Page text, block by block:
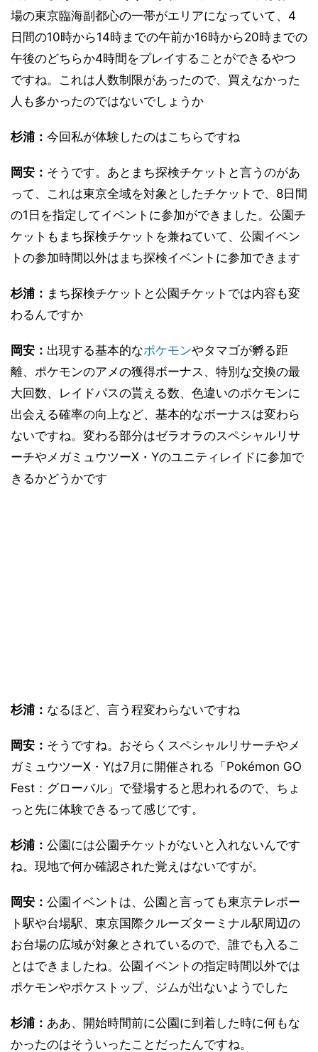
場の東京臨海副都心の一帯がエリアになっていて、4
日間の10時から14時までの午前か16時から20時までの
午後のどちらか4時間をプレイすることができるやつ
ですね。これは人数制限があったので、買えなかった
人も多かったのではないでしょうか
杉浦： 今回私が体験したのはこちらですね
岡安： そうです。あとまち探検チケットと言うのがあ
って、これは東京全域を対象としたチケットで、8日間
の1日を指定してイベントに参加ができました。公園チ
ケットもまち探検チケットを兼ねていて、公園イベン
トの参加時間以外はまち探検イベントに参加できます
杉浦： まち探検チケットと公園チケットでは内容も変
わるんですか
岡安： 出現する基本的なポケモンやタマゴが孵る距
離、ポケモンのアメの獲得ボーナス、特別な交換の最
大回数、レイドパスの貰える数、色違いのポケモンに
出会える確率の向上など、基本的なボーナスは変わら
ないですね。変わる部分はゼラオラのスペシャルリサ
ーチやメガミュウツーX・Yのユニティレイドに参加で
きるかどうかです
杉浦： なるほど、言う程変わらないですね
岡安： そうですね。おそらくスペシャルリサーチやメ
ガミュウツーX・Yは7月に開催される「Pokémon GO
Fest：グローバル」で登場すると思われるので、ちょ
っと先に体験できるって感じです。
杉浦： 公園には公園チケットがないと入れないんです
ね。現地で何か確認された覚えはないですが。
岡安： 公園イベントは、公園と言っても東京テレポー
ト駅や台場駅、東京国際クルーズターミナル駅周辺の
お台場の広域が対象とされているので、誰でも入るこ
とはできましたね。公園イベントの指定時間以外では
ポケモンやポケストップ、ジムが出ないようでした
杉浦： ああ、開始時間前に公園に到着した時に何もな
かったのはそういったことだったんですね。